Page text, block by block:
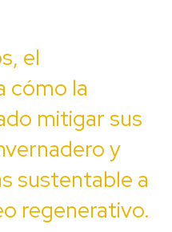
el
cómo la
mitigar sus
y
sustentable a
regenerativo.